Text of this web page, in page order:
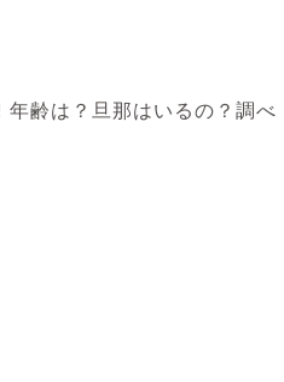
年齢は？旦那はいるの？調べ